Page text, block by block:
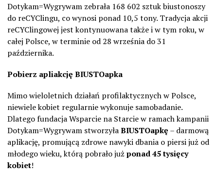
Dotykam=Wygrywam zebrała 168 602 sztuk biustonoszy
do reCYClingu, co wynosi ponad 10,5 tony. Tradycja akcji
reCYClingowej jest kontynuowana także i w tym roku, w
całej Polsce, w terminie od 28 września do 31
października.
Pobierz apliakcję BIUSTOapka
Mimo wieloletnich działań profilaktycznych w Polsce,
niewiele kobiet regularnie wykonuje samobadanie.
Dlatego fundacja Wsparcie na Starcie w ramach kampanii
Dotykam=Wygrywam stworzyłaBIUSTOapkę – darmową
aplikację, promującą zdrowe nawyki dbania o piersi już od
młodego wieku, którą pobrało już ponad 45 tysięcy
kobiet!